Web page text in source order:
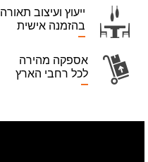
ייעוץ ועיצוב תאורה
בהזמנה אישית
אספקה מהירה
לכל רחבי הארץ